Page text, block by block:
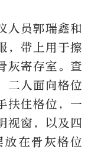
人员郭瑞鑫和
，带上用于擦
灰寄存室。查
二人面向格位
扶住格位，一
视窗，以及四
放在骨灰格位